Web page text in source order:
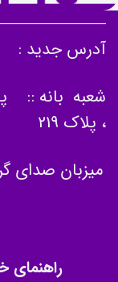
آدرس جدید :
شعبه بانه ::
، پلاک 219
میزبان
راهنمای